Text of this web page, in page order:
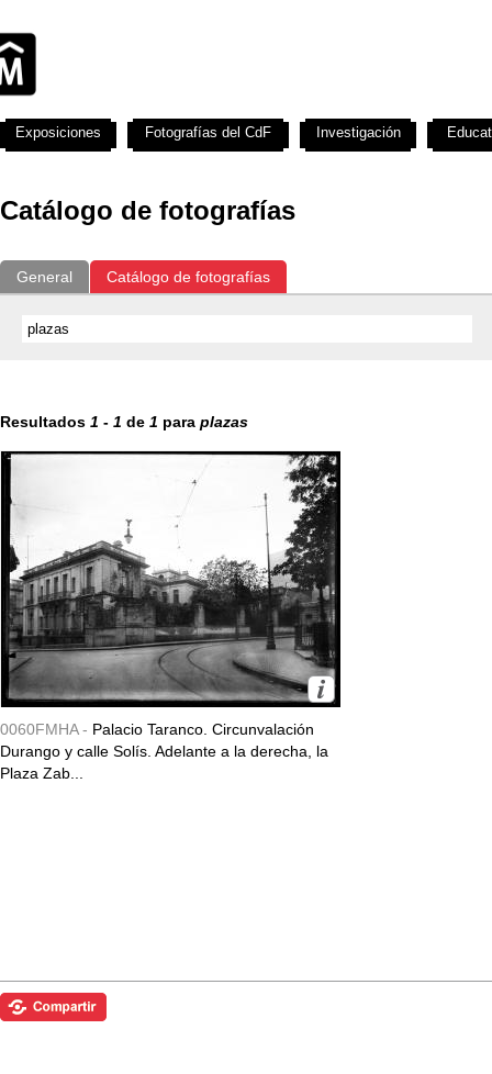
Catálogo de fotografías
General Catálogo de fotografías
Resultados 1 - 1 de 1 para plazas
0060FMHA - Palacio Taranco. Circunvalación
Durango y calle Solís. Adelante a la derecha, la
Plaza Zab...
Exposiciones Fotografías del CdF Investigación